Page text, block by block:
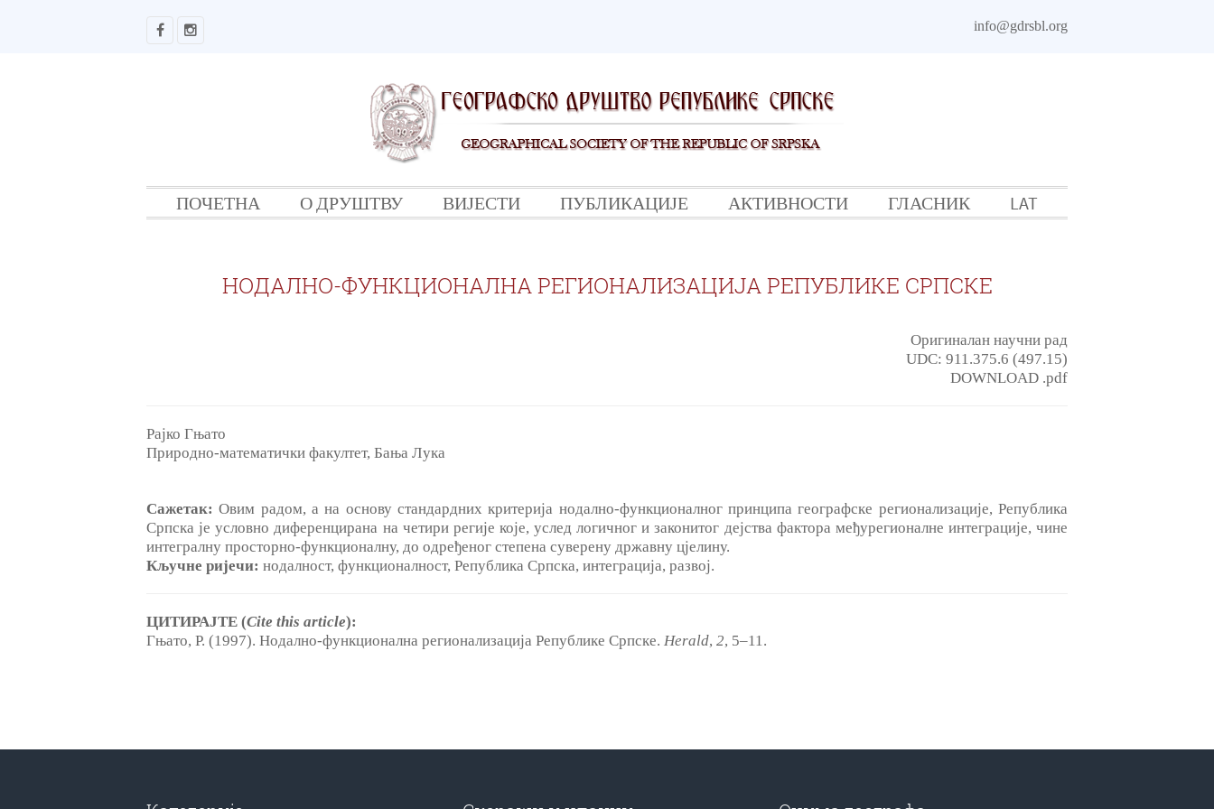
info@gdrsbl.org
ПОЧЕТНА О ДРУШТВУ ВИЈЕСТИ ПУБЛИКАЦИЈЕ АКТИВНОСТИ ГЛАСНИК LAT
НОДАЛНО-ФУНКЦИОНАЛНА РЕГИОНАЛИЗАЦИЈА РЕПУБЛИКЕ СРПСКЕ
Оригиналан научни рад
UDC: 911.375.6 (497.15)
DOWNLOAD .pdf
Рајко Гњато
Природно-математички факултет, Бања Лука
Сажетак: Овим радом, а на основу стандардних критерија нодално-функционалног принципа географске регионализације, Република
Српска je условно диференцирана на четири регије које, услед логичног и законитог дејства фактора међурегионалне интеграције, чине
интегралну просторно-функционалну, до одређеног степена суверену државну цјелину.
Кључне ријечи: нодалност, функционалност, Република Српска, интеграција, развој.
ЦИТИРАЈТЕ (Cite this article):
Гњато, P. (1997). Нодално-функционална регионализација Републике Српске. Herald, 2, 5‒11.